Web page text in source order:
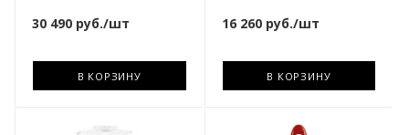
30 490 руб./шт
В КОРЗИНУ
16 260руб./шт
В КОРЗИНУ